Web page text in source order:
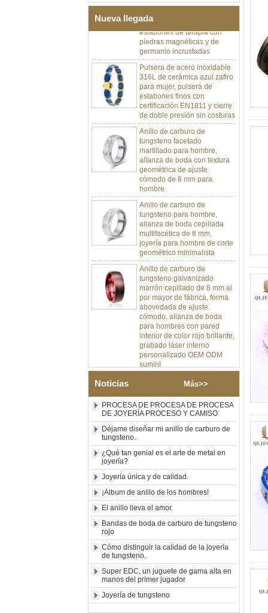
Nueva llegada
desplegable de doble
eslabones de terapia con
piedras magnéticas y de
germanio incrustadas
Pulsera de acero inoxidable
316L de cerámica azul zafiro
para mujer, pulsera de
eslabones finos con
certificación EN1811 y cierre
de doble presión sin costuras
Anillo de carburo de
tungsteno facetado
martillado para hombre,
alianza de boda con textura
geométrica de ajuste
cómodo de 8 mm para
hombre
tungsteno para hombre,
alianza de boda cepillada
multifacética de 8 mm,
joyería para hombre de corte
geométrico minimalista
Anillo de carburo de
tungsteno galvanizado
marrón cepillado de 8 mm al
por mayor de fábrica, forma
abovedada de ajuste
cómodo, alianza de boda
para hombres con pared
interior de color rojo brillante,
grabado láser interno
personalizado OEM ODM
sumini
Anillo de carburo de
tungsteno de plata pulida de
8 mm al por mayor de
fábrica, incrustación central
de ópalo azul triturado con
tira de malaquita sintética,
alianza de boda para
interno personalizado OEM
ODM suministro a granel
Anillo de carburo de
tungsteno con sello
cuadrado pulido negro al por
mayor de fábrica,
incrustación de madera con
patrón de cruz de concha de
abulón, anillo de declaración
religiosa para hombres
Grabado interior
personalizado OEM ODM
suministro a gr
Anillo de carburo de
tungsteno electrochapado en
oro rosa de 8 mm al por
Noticias Más>>
PROCESA DE PROCESA DE PROCESA
DE JOYERÍA PROCESO Y CAMISO
Déjame diseñar mi anillo de carburo de
tungsteno.
¿Qué tan genial es el arte de metal en
joyería?
Joyería única y de calidad.
¡Álbum de anillo de los hombres!
El anillo lleva el amor.
Bandas de boda de carburo de tungsteno
rojo
Cómo distinguir la calidad de la joyería
de tungsteno.
Super EDC, un juguete de gama alta en
manos del primer jugador
Joyería de tungsteno